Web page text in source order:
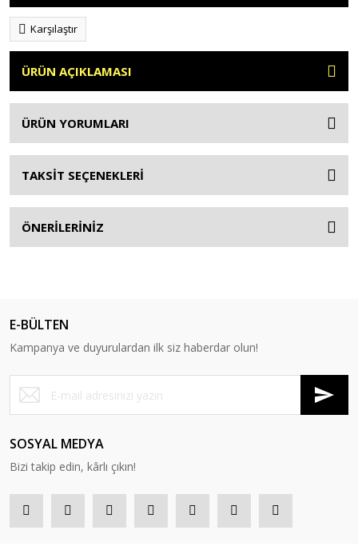
Karşılaştır
ÜRÜN AÇIKLAMASI
ÜRÜN YORUMLARI
TAKSİT SEÇENEKLERİ
ÖNERİLERİNİZ
E-BÜLTEN
Kampanya ve duyurulardan ilk siz haberdar olun!
SOSYAL MEDYA
Bizi takip edin, kârlı çıkın!